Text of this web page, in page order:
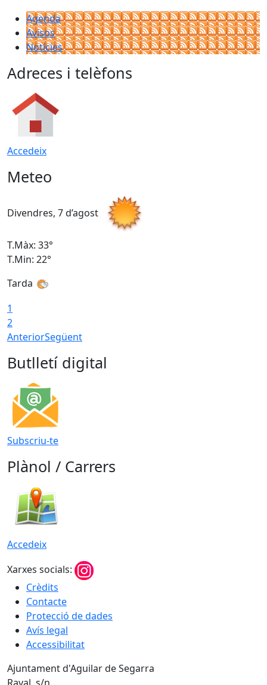
Agenda
Avisos
Notícies
Adreces i telèfons
Accedeix
Meteo
Divendres, 7 d’agost
T.Màx: 33°
T.Min: 22°
Tarda
1
2
AnteriorSegüent
Butlletí digital
Subscriu-te
Plànol / Carrers
Accedeix
Xarxes socials:
Crèdits
Contacte
Protecció de dades
Avís legal
Accessibilitat
Ajuntament d'Aguilar de Segarra